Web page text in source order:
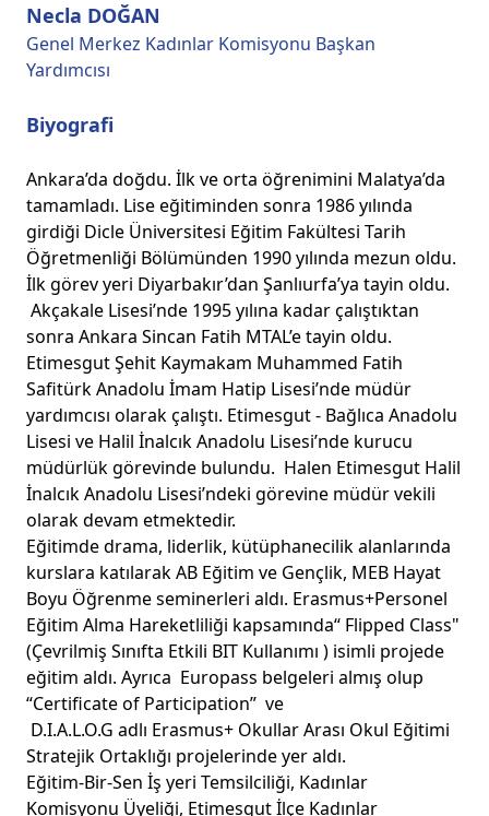
Necla DOĞAN
Genel Merkez Kadınlar Komisyonu Başkan
Yardımcısı
Biyografi
Ankara’da doğdu. İlk ve orta öğrenimini Malatya’da
tamamladı. Lise eğitiminden sonra 1986 yılında
girdiği Dicle Üniversitesi Eğitim Fakültesi Tarih
Öğretmenliği Bölümünden 1990 yılında mezun oldu.
İlk görev yeri Diyarbakır’dan Şanlıurfa’ya tayin oldu.
Akçakale Lisesi’nde 1995 yılına kadar çalıştıktan
sonra Ankara Sincan Fatih MTAL’e tayin oldu.
Etimesgut Şehit Kaymakam Muhammed Fatih
Safitürk Anadolu İmam Hatip Lisesi’nde müdür
yardımcısı olarak çalıştı. Etimesgut - Bağlıca Anadolu
Lisesi ve Halil İnalcık Anadolu Lisesi’nde kurucu
müdürlük görevinde bulundu. Halen Etimesgut Halil
İnalcık Anadolu Lisesi’ndeki görevine müdür vekili
olarak devam etmektedir.
Eğitimde drama, liderlik, kütüphanecilik alanlarında
kurslara katılarak AB Eğitim ve Gençlik, MEB Hayat
Boyu Öğrenme seminerleri aldı. Erasmus+Personel
Eğitim Alma Hareketliliği kapsamında“ Flipped Class"
(Çevrilmiş Sınıfta Etkili BIT Kullanımı ) isimli projede
eğitim aldı. Ayrıca Europass belgeleri almış olup
“Certificate of Participation” ve
D.I.A.L.O.G adlı Erasmus+ Okullar Arası Okul Eğitimi
Stratejik Ortaklığı projelerinde yer aldı.
Eğitim-Bir-Sen İş yeri Temsilciliği, Kadınlar
Komisyonu Üyeliği, Etimesgut İlçe Kadınlar